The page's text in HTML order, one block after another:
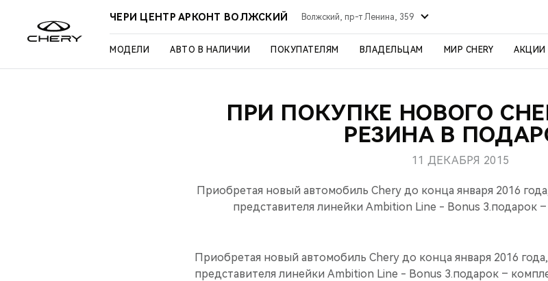
ЧЕРИ ЦЕНТР АРКОНТ ВОЛЖСКИЙ Волжский, пр-т Ленина, 359
МОДЕЛИ АВТО В НАЛИЧИИ ПОКУПАТЕЛЯМ ВЛАДЕЛЬЦАМ МИР CHERY АКЦИИ
ПРИ ПОКУПКЕ НОВОГО
РЕЗИНА В
11 ДЕКАБРЯ 2015
Приобретая новый автомобиль Chery до конца января 2016
представителя линейки Ambition Line - Bonus 3.подарок
Приобретая новый автомобиль Chery до конца января 2016
представителя линейки Ambition Line - Bonus 3.подарок –